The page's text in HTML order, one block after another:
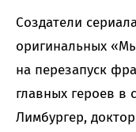
Создатели
оригинальных
на перезапуск
главных героев в
Лимбургер,